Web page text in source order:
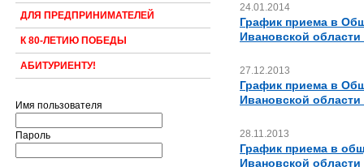
ДЛЯ ПРЕДПРИНИМАТЕЛЕЙ
К 80-ЛЕТИЮ ПОБЕДЫ
АБИТУРИЕНТУ!
Имя пользователя
Пароль
24.01.2014
График приема в
Ивановской
27.12.2013
График приема в
Ивановской области
28.11.2013
График приема в
Ивановской области